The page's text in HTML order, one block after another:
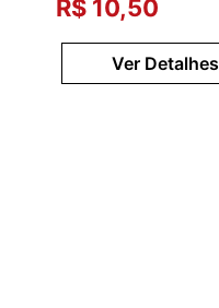
R$ 10,50
Ver Detalhes